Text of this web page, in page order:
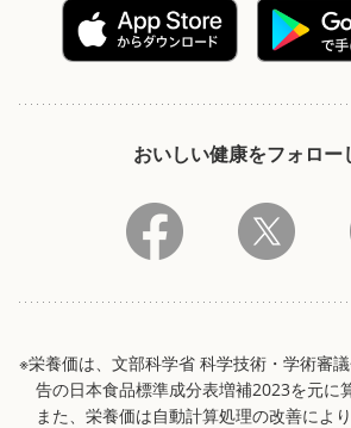
おいしい健康をフォロー
※栄養価は、文部科学省 科学技術・学術審
告の日本食品標準成分表増補2023を元に
また、栄養価は自動計算処理の改善によ